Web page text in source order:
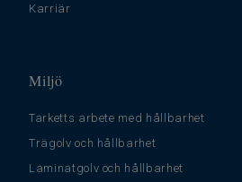
Karriär
Miljö
Tarketts arbete med hållbarhet
Trägolv och hållbarhet
Laminatgolv och hållbarhet